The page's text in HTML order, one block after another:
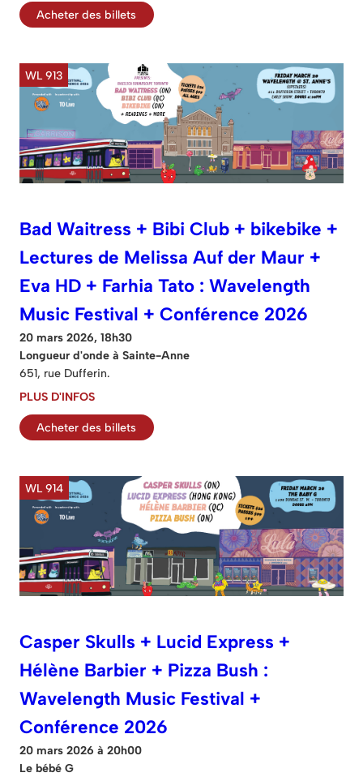
Acheter des billets
WL 913
Bad Waitress + Bibi Club + bikebike +
Lectures de Melissa Auf der Maur +
Eva HD + Farhia Tato : Wavelength
Music Festival + Conférence 2026
20 mars 2026, 18h30
Longueur d'onde à Sainte-Anne
651, rue Dufferin.
PLUS D'INFOS
Acheter des billets
WL 914
Casper Skulls + Lucid Express +
Hélène Barbier + Pizza Bush :
Wavelength Music Festival +
Conférence 2026
20 mars 2026 à 20h00
Le bébé G